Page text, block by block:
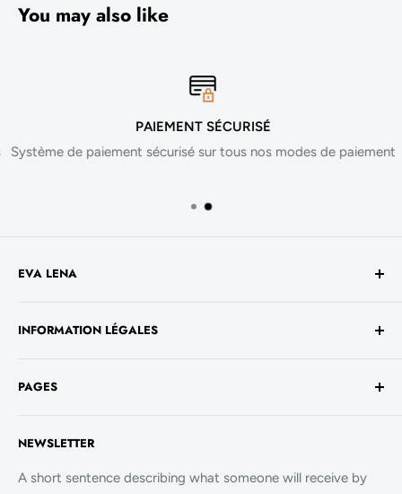
You may also like
PAIEMENT SÉCURISÉ
Système de paiement sécurisé sur tous nos modes de paiement
EVA LENA
1930 Luxembourg
+352 661 949 582
INFORMATION LÉGALES
Mentions légales
Politique de cookies
PAGES
La Boutique
FAQ
NEWSLETTER
A short sentence describing what someone will receive by